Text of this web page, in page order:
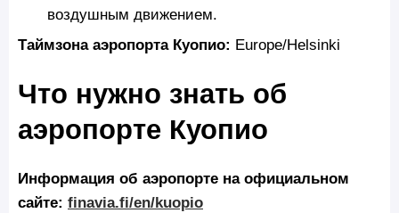
воздушным движением.
Таймзона аэропорта Куопио: Europe/Helsinki
Что нужно знать об
аэропорте Куопио
Информация об аэропорте на официальном
сайте: finavia.fi/en/kuopio